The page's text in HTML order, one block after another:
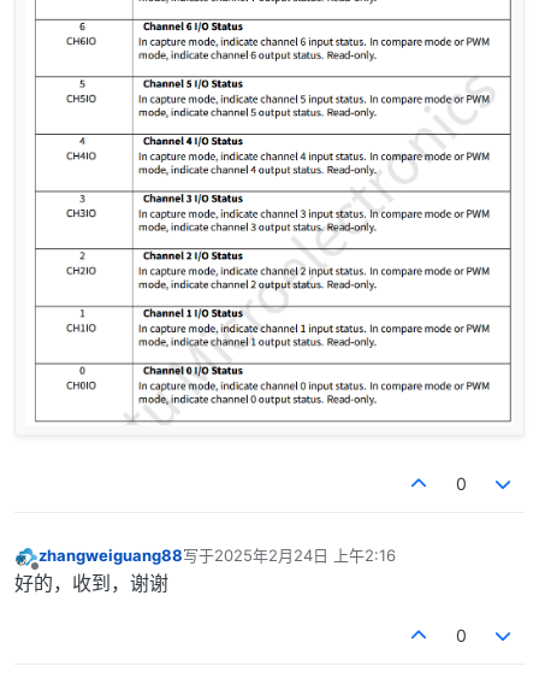
0
离线
zhangweiguang88写于2025年2月24日 上午2:16
最后由 编辑
好的，收到，谢谢
0